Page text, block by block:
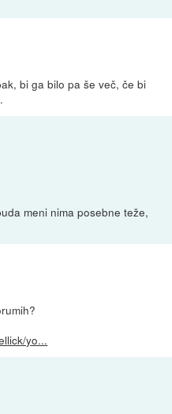
bi ga bilo pa še več, če bi
meni nima posebne teže,
yo...